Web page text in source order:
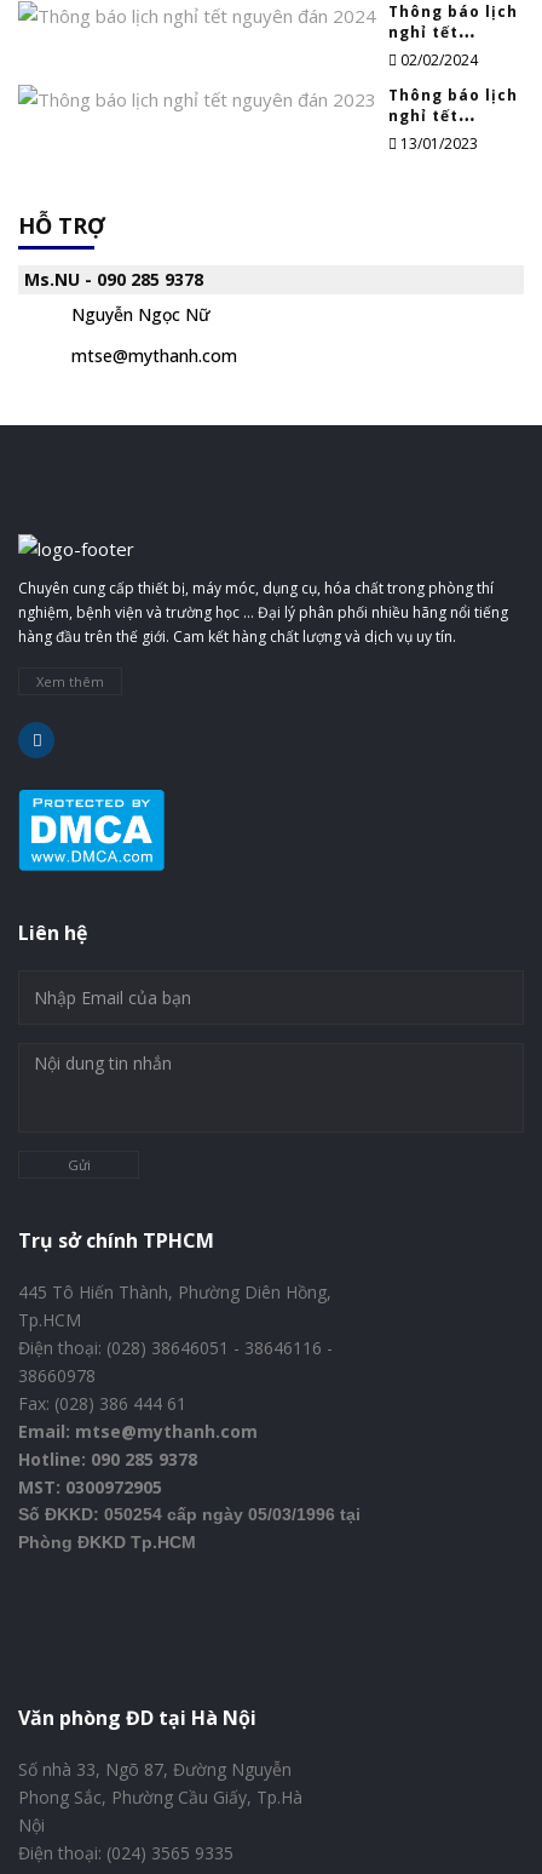
Thông báo lịch
nghỉ tết
nguyên đán
02/02/2024
Thông báo lịch
nghỉ tết
nguyên đán
13/01/2023
HỖ TRỢ
Ms.NU - 090 285 9378
Nguyễn Ngọc Nữ
mtse@mythanh.com
Chuyên cung cấp thiết bị, máy móc, dụng cụ, hóa chất trong phòng thí
nghiệm, bệnh viện và trường học ... Đại lý phân phối nhiều hãng nổi tiếng
hàng đầu trên thế giới. Cam kết hàng chất lượng và dịch vụ uy tín.
Xem thêm
Liên hệ
Gửi
Trụ sở chính TPHCM
445 Tô Hiến Thành, Phường Diên Hồng,
Tp.HCM
Điện thoại: (028) 38646051 - 38646116 -
38660978
Fax: (028) 386 444 61
Email: mtse@mythanh.com
Hotline: 090 285 9378
MST: 0300972905
Số ĐKKD: 050254 cấp ngày 05/03/1996 tại
Phòng ĐKKD Tp.HCM
Văn phòng ĐD tại Hà Nội
Số nhà 33, Ngõ 87, Đường Nguyễn
Phong Sắc, Phường Cầu Giấy, Tp.Hà
Nội
Điện thoại: (024) 3565 9335